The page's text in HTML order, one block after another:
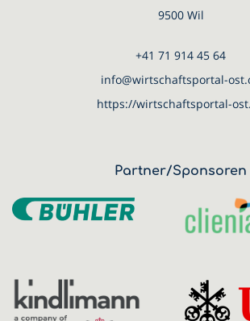
9500 Wil
+41 71 914 45 64
info@wirtschaftsportal-
https://wirtschaftsportal-
Partner/Sponsoren